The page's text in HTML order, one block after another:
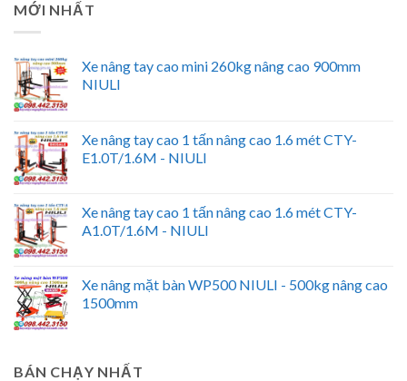
MỚI NHẤT
Xe nâng tay cao mini 260kg nâng cao 900mm
NIULI
Xe nâng tay cao 1 tấn nâng cao 1.6 mét CTY-
E1.0T/1.6M - NIULI
Xe nâng tay cao 1 tấn nâng cao 1.6 mét CTY-
A1.0T/1.6M - NIULI
Xe nâng mặt bàn WP500 NIULI - 500kg nâng cao
1500mm
BÁN CHẠY NHẤT